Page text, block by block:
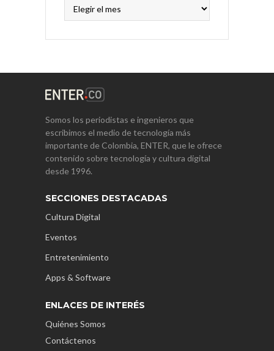
Somos los periodistas e ingenieros que
escribimos el medio de tecnología más
importante de Colombia, ENTER, que le ofrece
contenido sobre tecnología y cultura digital
desde 1996.
SECCIONES DESTACADAS
Cultura Digital
Eventos
Entretenimiento
Apps & Software
ENLACES DE INTERÉS
Quiénes Somos
Contáctenos